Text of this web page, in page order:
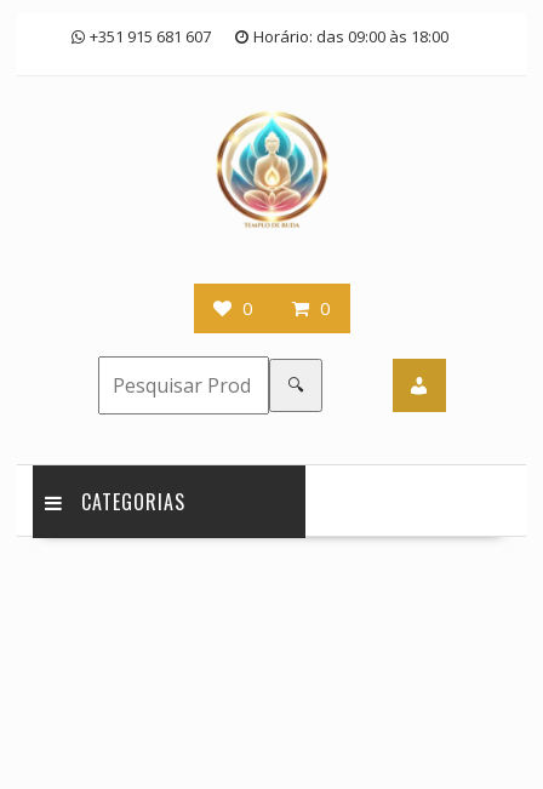
+351 915 681 607 Horário: das 09:00 às 18:00
0 0
🔍
CATEGORIAS